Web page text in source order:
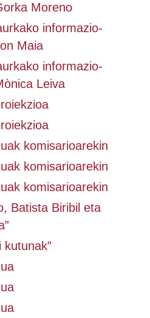
Moreno
informazio-
Maia
informazio-
Leiva
komisarioarekin
komisarioarekin
komisarioarekin
Batista Biribil eta
kutunak”